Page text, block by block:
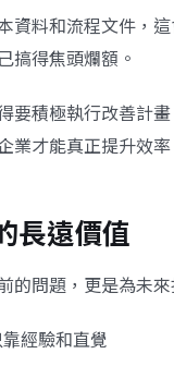
資料和流程文件，
搞得焦頭爛額。
要積極執行改善計
業才能真正提升效
長遠價值
的問題，更是為未
靠經驗和直覺